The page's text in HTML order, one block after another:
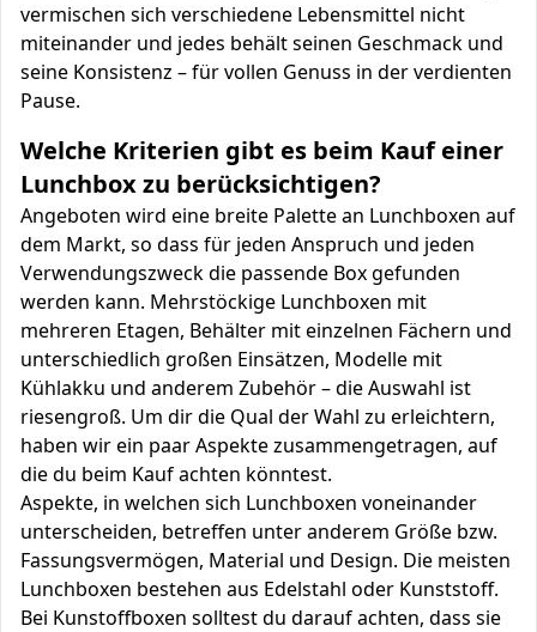
vermischen sich verschiedene Lebensmittel nicht
miteinander und jedes behält seinen Geschmack und
seine Konsistenz – für vollen Genuss in der verdienten
Pause.
Welche Kriterien gibt es beim Kauf einer
Lunchbox zu berücksichtigen?
Angeboten wird eine breite Palette an Lunchboxen auf
dem Markt, so dass für jeden Anspruch und jeden
Verwendungszweck die passende Box gefunden
werden kann. Mehrstöckige Lunchboxen mit
mehreren Etagen, Behälter mit einzelnen Fächern und
unterschiedlich großen Einsätzen, Modelle mit
Kühlakku und anderem Zubehör – die Auswahl ist
riesengroß. Um dir die Qual der Wahl zu erleichtern,
haben wir ein paar Aspekte zusammengetragen, auf
die du beim Kauf achten könntest.
Aspekte, in welchen sich Lunchboxen voneinander
unterscheiden, betreffen unter anderem Größe bzw.
Fassungsvermögen, Material und Design. Die meisten
Lunchboxen bestehen aus Edelstahl oder Kunststoff.
Bei Kunstoffboxen solltest du darauf achten, dass sie